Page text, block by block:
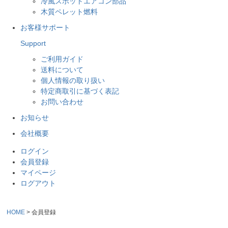
木質ペレット燃料
お客様サポート
Support
ご利用ガイド
送料について
個人情報の取り扱い
特定商取引に基づく表記
お問い合わせ
お知らせ
会社概要
ログイン
会員登録
マイページ
ログアウト
HOME 会員登録